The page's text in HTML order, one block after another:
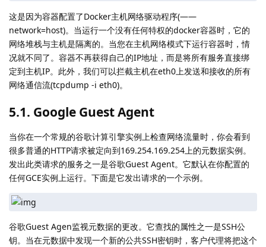
这是因为容器配置了Docker主机网络驱动程序(——
network=host)。当运行一个没有任何特权的docker容器时，它的
网络堆栈与主机是隔离的。当您在主机网络模式下运行容器时，情
况就不同了。容器不再获得自己的IP地址，而是将所有服务直接绑
定到主机IP。此外，我们可以拦截主机在eth0上发送和接收的所有
网络通信流(tcpdump -i eth0)。
5.1. Google Guest Agent
当你在一个常规的谷歌计算引擎实例上检查网络流量时，你会看到
很多普通的HTTP请求被定向到169.254.169.254上的元数据实例。
发出此类请求的服务之一是谷歌Guest Agent。它默认在你配置的
任何GCE实例上运行。下面是它发出请求的一个示例。
谷歌Guest Agen监视元数据的更改。它查找的属性之一是SSH公
钥。当在元数据中发现一个新的公共SSH密钥时，客户代理将把这个